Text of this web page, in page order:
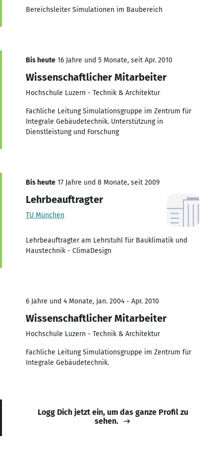
Bereichsleiter Simulationen im Baubereich
Bis heute 16 Jahre und 5 Monate, seit Apr. 2010
Wissenschaftlicher Mitarbeiter
Hochschule Luzern - Technik & Architektur
Fachliche Leitung Simulationsgruppe im Zentrum für
Integrale Gebäudetechnik. Unterstützung in
Dienstleistung und Forschung
Bis heute 17 Jahre und 8 Monate, seit 2009
Lehrbeauftragter
TU München
Lehrbeauftragter am Lehrstuhl für Bauklimatik und
Haustechnik - ClimaDesign
6 Jahre und 4 Monate, Jan. 2004 - Apr. 2010
Wissenschaftlicher Mitarbeiter
Hochschule Luzern - Technik & Architektur
Fachliche Leitung Simulationsgruppe im Zentrum für
Integrale Gebäudetechnik.
Logg Dich jetzt ein, um das ganze Profil zu
sehen.